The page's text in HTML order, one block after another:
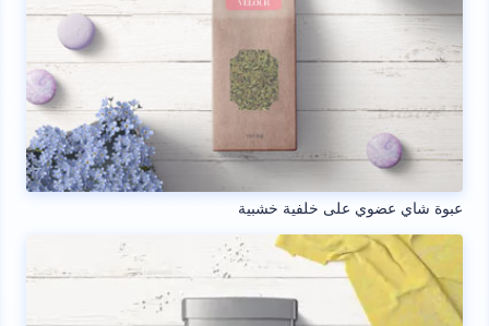
عبوة شاي عضوي على خلفية خشبية